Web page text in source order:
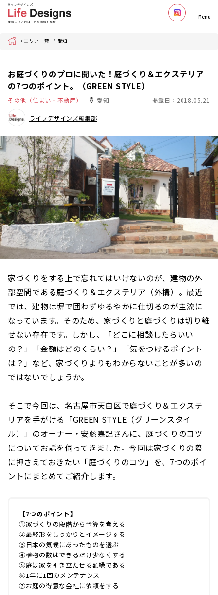
Menu
Home エリア一覧 愛知
お庭づくりのプロに聞いた！庭づくり＆エクステリア
の7つのポイント。（GREEN STYLE）
その他（住まい・不動産） 愛知 掲載日：2018.05.21
ライフデザインズ編集部
家づくりをする上で忘れてはいけないのが、建物の外
部空間である庭づくり＆エクステリア（外構）。最近
では、建物は塀で囲わずゆるやかに仕切るのが主流に
なっています。そのため、家づくりと庭づくりは切り離
せない存在です。しかし、「どこに相談したらいい
の？」「金額はどのくらい？」「気をつけるポイント
は？」など、家づくりよりもわからないことが多いの
ではないでしょうか。
そこで今回は、名古屋市天白区で庭づくり＆エクステ
リアを手がける「GREEN STYLE（グリーンスタイ
ル）」のオーナー・安藤嘉記さんに、庭づくりのコツ
についてお話を伺ってきました。今回は家づくりの際
に押さえておきたい「庭づくりのコツ」を、7つのポイ
ントにまとめてご紹介します。
【7つのポイント】
①家づくりの段階から予算を考える
②最終形をしっかりとイメージする
③日本の気候にあったものを選ぶ
④植物の数はできるだけ少なくする
⑤庭は家を引き立たせる額縁である
⑥1年に1回のメンテナンス
⑦お庭の得意な会社に依頼をする